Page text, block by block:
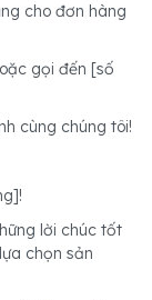
cho đơn hàng
gọi đến [số
cùng chúng tôi!
lời chúc tốt
chọn sản